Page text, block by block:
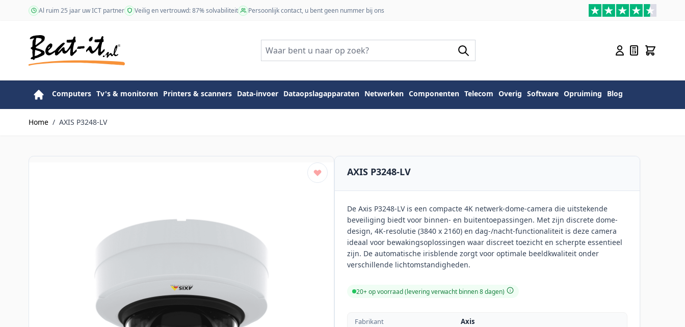
Ga naar de inhoudAl ruim 25 jaar uw ICT partner Veilig en vertrouwd: 87% solvabiliteit Persoonlijk contact, u bent geen nummer bij ons
Computers Tv's & monitoren Printers & scanners Data-invoer Dataopslagapparaten Netwerken Componenten Telecom Overig Software Opruiming Blog
Home / AXIS P3248-LV
AXIS P3248-LV
De Axis P3248-LV is een compacte 4K netwerk-dome-camera die uitstekende
beveiliging biedt voor binnen- en buitentoepassingen. Met zijn discrete dome-
design, 4K-resolutie (3840 x 2160) en dag-/nacht-functionaliteit is deze camera
ideaal voor bewakingsoplossingen waar discreet toezicht en scherpte essentieel
zijn. De automatische irisblende zorgt voor optimale beeldkwaliteit onder
verschillende lichtomstandigheden.
20+ op voorraad (levering verwacht binnen 8 dagen)
Fabrikant
Axis